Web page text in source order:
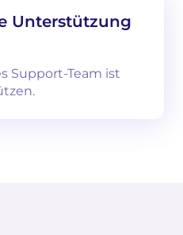
Unterstützung
Support-Team ist